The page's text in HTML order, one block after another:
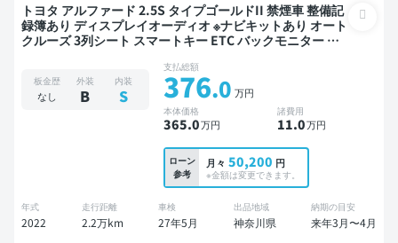
トヨタ アルファード 2.5S タイプゴールドII 禁煙車 整備記
録簿あり ディスプレイオーディオ ※ナビキットあり オート
クルーズ 3列シート スマートキー ETC バックモニター 衝
板金歴
なし
外装
B
内装
S
支払総額
376.0 万円
本体価格
365.0万円
諸費用
11.0万円
ローン
参考
月々 50,200 円
※金額は変更できます。
年式
2022
走行距離
2.2万km
車検
27年5月
出品地域
神奈川県
納期の目安
来年3月〜4月